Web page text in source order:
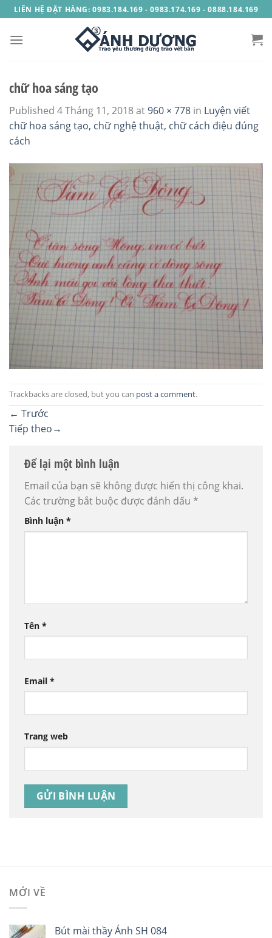
Skip
to
content
LIÊN HỆ ĐẶT HÀNG: 0983.184.169 - 0983.174.169 - 0888.184.169
chữ hoa sáng tạo
Published 4 Tháng 11, 2018at960 × 778 in Luyện viết
chữ hoa sáng tạo, chữ nghệ thuật, chữ cách điệu đúng
cách
Trackbacks are closed, but you can post a comment.
← Trước
Tiếp theo→
Để lại một bình luận
Email của bạn sẽ không được hiển thị công khai.
Các trường bắt buộc được đánh dấu *
Bình luận *
Tên *
Email *
Trang web
MỚI VỀ
Bút mài thầy Ánh SH 084